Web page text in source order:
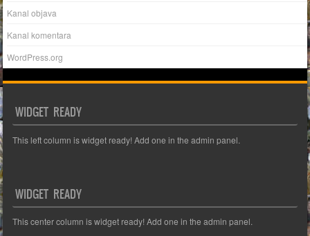
Kanal objava
Kanal komentara
WordPress.org
WIDGET READY
This left column is widget ready! Add one in the admin panel.
WIDGET READY
This center column is widget ready! Add one in the admin panel.